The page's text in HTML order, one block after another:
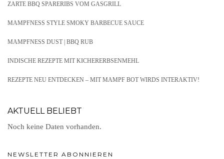
ZARTE BBQ SPARERIBS VOM GASGRILL
MAMPFNESS STYLE SMOKY BARBECUE SAUCE
MAMPFNESS DUST | BBQ RUB
INDISCHE REZEPTE MIT KICHERERBSENMEHL
REZEPTE NEU ENTDECKEN – MIT MAMPF BOT WIRDS INTERAKTIV!
AKTUELL BELIEBT
Noch keine Daten vorhanden.
NEWSLETTER ABONNIEREN